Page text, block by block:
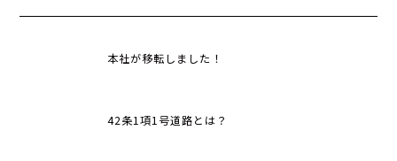
本社が移転しました！
42条1項1号道路とは？